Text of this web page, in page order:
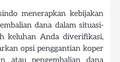
menerapkan kebijakan
dana dalam situasi-
keluhan Anda diverifikasi,
opsi penggantian koper
atau pengembalian dana